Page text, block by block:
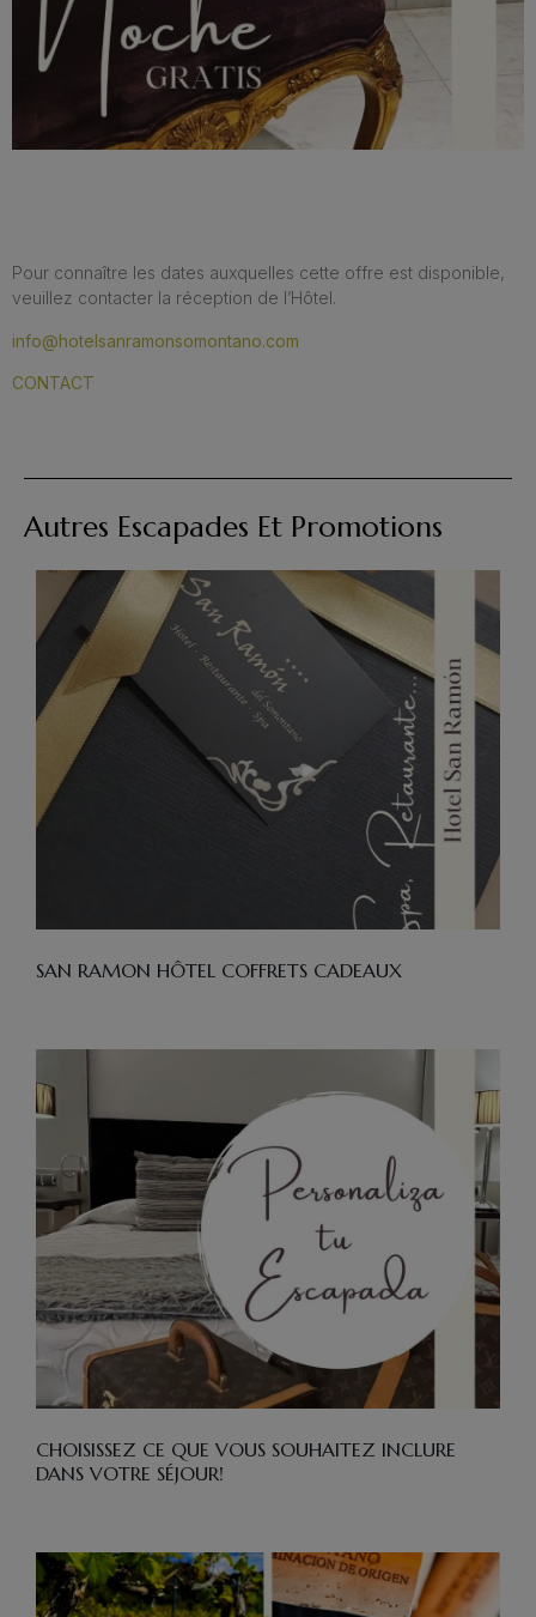
Pour connaître les dates auxquelles cette offre est disponible,
veuillez contacter la réception de l’Hôtel.
info@hotelsanramonsomontano.com
CONTACT
Autres Escapades Et Promotions
SAN RAMON HÔTEL COFFRETS CADEAUX
CHOISISSEZ CE QUE VOUS SOUHAITEZ INCLURE
DANS VOTRE SÉJOUR!